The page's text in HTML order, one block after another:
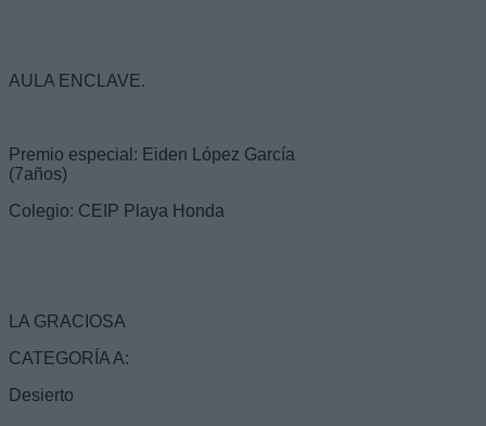
AULA ENCLAVE.
Premio especial: Eiden López García
(7años)
Colegio: CEIP Playa Honda
LA GRACIOSA
CATEGORÍA A:
Desierto